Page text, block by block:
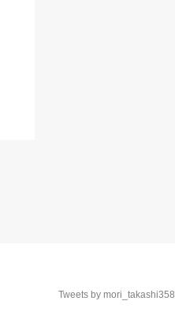
Tweets by mori_takashi358